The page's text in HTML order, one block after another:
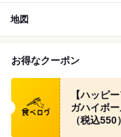
地図
お得なクーポン
食べログ クー
【ハッピ
ガハイボ
（税込550